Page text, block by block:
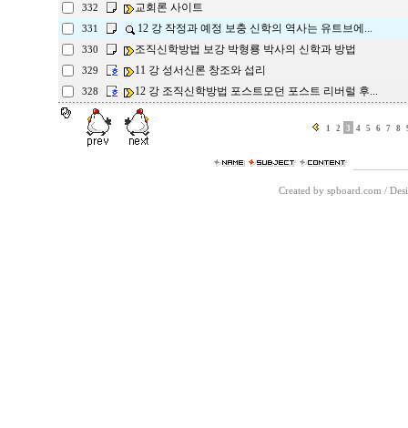
332 교회론 사이트
331 12 강 작정과 예정 보충 신학의 역사는 유트브에...
330 조직신학방법 보강 박형룡 박사의 신학과 방법
329 11 강 성서신론 창조와 섭리
328 12 강 조직신학방법 포스트모던 포스트 리버럴 후...
1 2 3 4 5 6 7 8
Created by spboard.com /